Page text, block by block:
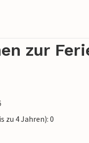
zur
zu 4 Jahren): 0